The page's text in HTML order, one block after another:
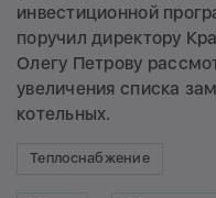
инвестиционной
поручил директору
Олегу Петрову
увеличения списка
котельных.
Теплоснабжение